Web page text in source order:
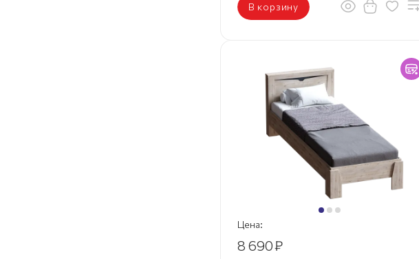
В корзину
Цена:
8 690₽